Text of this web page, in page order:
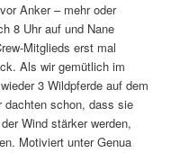
Anker – mehr oder
8 Uhr auf und Nane
Mitglieds erst mal
Als wir gemütlich im
3 Wildpferde auf dem
dachten schon, dass sie
Wind stärker werden,
Motiviert unter Genua